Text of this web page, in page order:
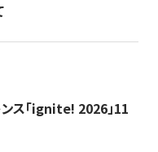
ス「ignite! 2026」11